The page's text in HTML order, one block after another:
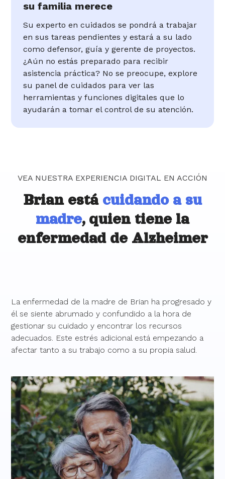
su familia merece
Su experto en cuidados se pondrá a trabajar
en sus tareas pendientes y estará a su lado
como defensor, guía y gerente de proyectos.
¿Aún no estás preparado para recibir
asistencia práctica? No se preocupe, explore
su panel de cuidados para ver las
herramientas y funciones digitales que lo
ayudarán a tomar el control de su atención.
VEA NUESTRA EXPERIENCIA DIGITAL EN ACCIÓN
Brian está cuidando a su
madre, quien tiene la
enfermedad de Alzheimer
La enfermedad de la madre de Brian ha progresado y
él se siente abrumado y confundido a la hora de
gestionar su cuidado y encontrar los recursos
adecuados. Este estrés adicional está empezando a
afectar tanto a su trabajo como a su propia salud.